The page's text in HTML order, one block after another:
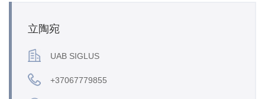
立陶宛
UAB SIGLUS
+37067779855